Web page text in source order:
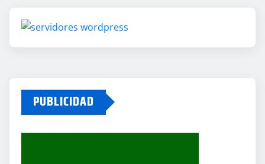
PUBLICIDAD